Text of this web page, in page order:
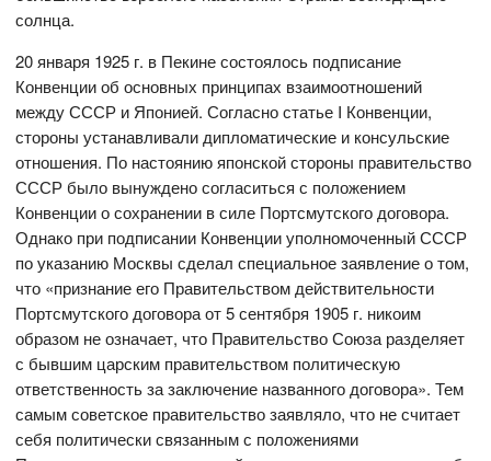
солнца.
20 января 1925 г. в Пекине состоялось подписание
Конвенции об основных принципах взаимоотношений
между СССР и Японией. Согласно статье I Конвенции,
стороны устанавливали дипломатические и консульские
отношения. По настоянию японской стороны правительство
СССР было вынуждено согласиться с положением
Конвенции о сохранении в силе Портсмутского договора.
Однако при подписании Конвенции уполномоченный СССР
по указанию Москвы сделал специальное заявление о том,
что «признание его Правительством действительности
Портсмутского договора от 5 сентября 1905 г. никоим
образом не означает, что Правительство Союза разделяет
с бывшим царским правительством политическую
ответственность за заключение названного договора». Тем
самым советское правительство заявляло, что не считает
себя политически связанным с положениями